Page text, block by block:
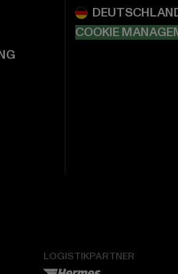
COOKIE
LOGISTIKPARTNER